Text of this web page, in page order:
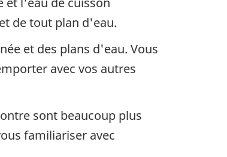
de tout plan d'eau.
et des plans d'eau. Vous
avec vos autres
sont beaucoup plus
familiariser avec